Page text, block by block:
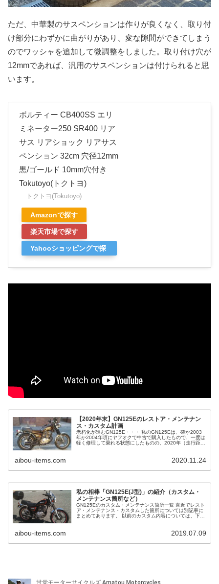
ただ、中華製のサスペンションは作りが良くなく、取り付
け部分にわずかに曲がりがあり、変な隙間ができてしまう
のでワッシャを追加して微調整をしました。取り付け穴が
12mmであれば、汎用のサスペンションは付けられると思
います。
ボルティー CB400SS エリ
ミネーター250 SR400 リア
サス リアショック リアサス
ペンション 32cm 穴径12mm
黒/ゴールド 10mm穴付き
Tokutoyo(トクトヨ)
トクトヨ(Tokutoyo)
Amazonで探す
楽天市場で探す
Yahooショッピングで探
【2020年末】GN125Eのレストア・メンテナン
ス・カスタム計画
老朽化が進むGN125E・・・ 私のGN125Eは、確か2003
年か2004年頃にヤフオクで中古で購入したもので、一度は
軽く修理して乗れる状態にしたものの、2020年（走行距離
aibou-items.com 2020.11.24
私の相棒「GN125E(J型)」の紹介（カスタム・
メンテナンス箇所など）
GN125Eのカスタム・メンテナンス箇所一覧 直近でレスト
ア・メンテナンス・カスタムした箇所については別記事に
まとめてあります。 以前のカスタム内容については、下記
aibou-items.com 2019.07.09